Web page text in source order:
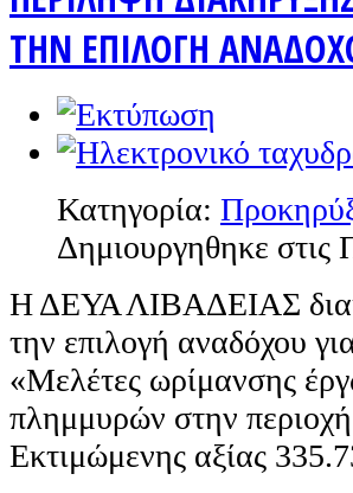
ΤΗΝ ΕΠΙΛΟΓΗ
Κατηγορία:
Δημιουργηθηκε
Η ΔΕΥΑ ΛΙΒΑΔΕΙΑΣ
την επιλογή αναδόχου
«Μελέτες ωρίμανσης
πλημμυρών στην
Εκτιμώμενης αξίας